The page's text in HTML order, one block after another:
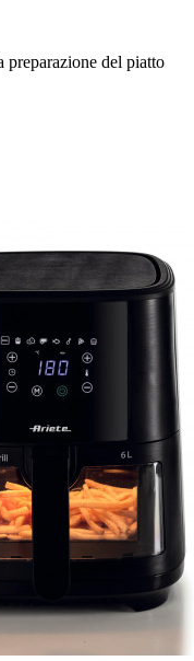
del piatto